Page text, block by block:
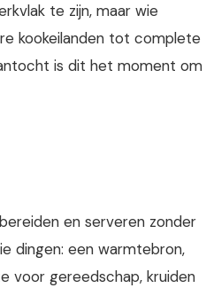
te zijn, maar wie
kookeilanden tot complete
is dit het moment om
en serveren zonder
dingen: een warmtebron,
voor gereedschap, kruiden